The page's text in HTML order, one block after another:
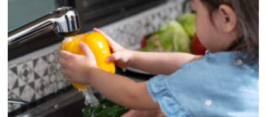
accident
rutier
la
Agigea.
Un
pieton
a
fost
lovit
de